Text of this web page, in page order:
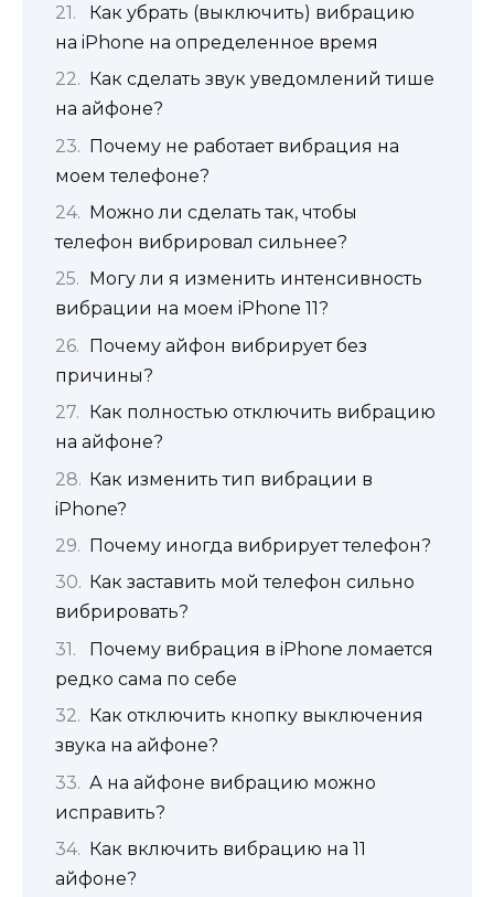
Как убрать (выключить) вибрацию
на iPhone на определенное время
Как сделать звук уведомлений тише
на айфоне?
Почему не работает вибрация на
моем телефоне?
Можно ли сделать так, чтобы
телефон вибрировал сильнее?
Могу ли я изменить интенсивность
вибрации на моем iPhone 11?
Почему айфон вибрирует без
причины?
Как полностью отключить вибрацию
на айфоне?
Как изменить тип вибрации в
iPhone?
Почему иногда вибрирует телефон?
Как заставить мой телефон сильно
вибрировать?
Почему вибрация в iPhone ломается
редко сама по себе
Как отключить кнопку выключения
звука на айфоне?
А на айфоне вибрацию можно
исправить?
Как включить вибрацию на 11
айфоне?